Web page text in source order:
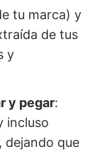
tu marca) y
de tus
y
y pegar:
incluso
dejando que